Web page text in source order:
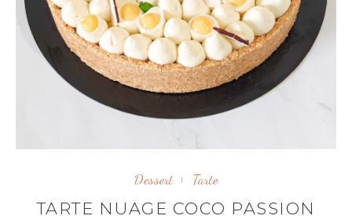
Dessert Tarte
TARTE NUAGE COCO PASSION